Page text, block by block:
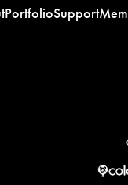
PortfolioSupport